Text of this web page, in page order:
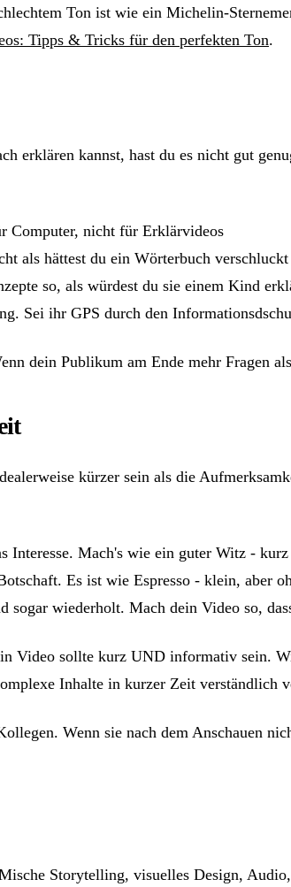
Ton ist wie ein Michelin-
Tipps & Tricks für den perfekten Ton.
erklären kannst, hast du es nicht gut
Computer, nicht für Erklärvideos
als hättest du ein Wörterbuch verschluckt
so, als würdest du sie einem Kind
Sei ihr GPS durch den
dein Publikum am Ende mehr Fragen
kürzer sein als die
Mach's wie ein guter Witz -
Es ist wie Espresso - klein, aber
sogar wiederholt. Mach dein Video so,
Video sollte kurz UND informativ sein.
Inhalte in kurzer Zeit verständlich
Wenn sie nach dem Anschauen
Storytelling, visuelles Design,